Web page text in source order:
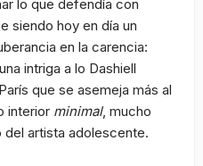
lo que defendía con
siendo hoy en día un
en la carencia:
intriga a lo Dashiell
que se asemeja más al
interior minimal, mucho
artista adolescente.